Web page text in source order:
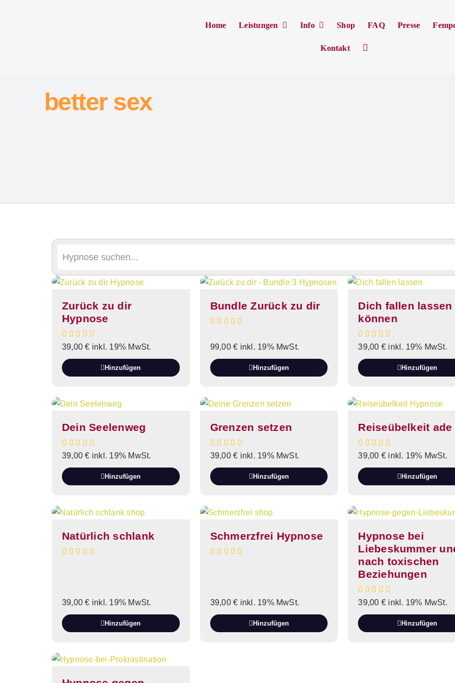
Home Leistungen Info Shop FAQ Presse
Kontakt
better sex
Zurück zu dir
Hypnose
39,00€ inkl. 19% MwSt.
Hinzufügen
Bundle Zurück zu dir
99,00€ inkl. 19% MwSt.
Hinzufügen
Dich fallen lassen
können
39,00 € inkl. 19% MwSt.
Hinzufügen
Dein Seelenweg
39,00€ inkl. 19% MwSt.
Hinzufügen
Grenzen setzen
39,00€ inkl. 19% MwSt.
Hinzufügen
Reiseübelkeit ade
39,00 € inkl. 19% MwSt.
Hinzufügen
Natürlich schlank
39,00€ inkl. 19% MwSt.
Hinzufügen
Schmerzfrei Hypnose
39,00€ inkl. 19% MwSt.
Hinzufügen
Hypnose bei
Liebeskummer
nach toxischen
Beziehungen
39,00 € inkl. 19% MwSt.
Hinzufügen